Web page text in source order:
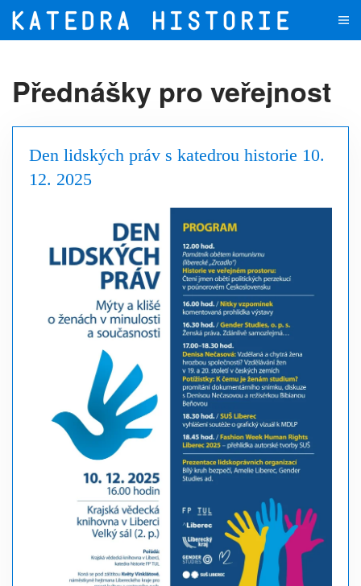
Přejít na hlavní obsah
Přednášky pro veřejnost
Den lidských práv s katedrou historie 10.
12. 2025